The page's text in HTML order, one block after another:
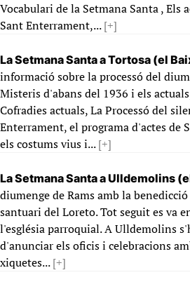
Vocabulari de la Setmana Santa , Els
Sant Enterrament,...[+]
La Setmana Santa a Tortosa (el
informació sobre la processó del
Misteris d'abans del 1936 i els
Cofradies actuals, La Processó del
Enterrament, el programa d'actes de
els costums vius i...[+]
La Setmana Santa a Ulldemolins
diumenge de Rams amb la
santuari del Loreto. Tot seguit es va
l'església parroquial. A Ulldemolins
d'anunciar els oficis i celebracions
xiquetes...[+]